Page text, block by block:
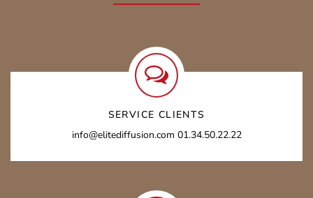
SERVICE CLIENTS
info@elitediffusion.com 01.34.50.22.22